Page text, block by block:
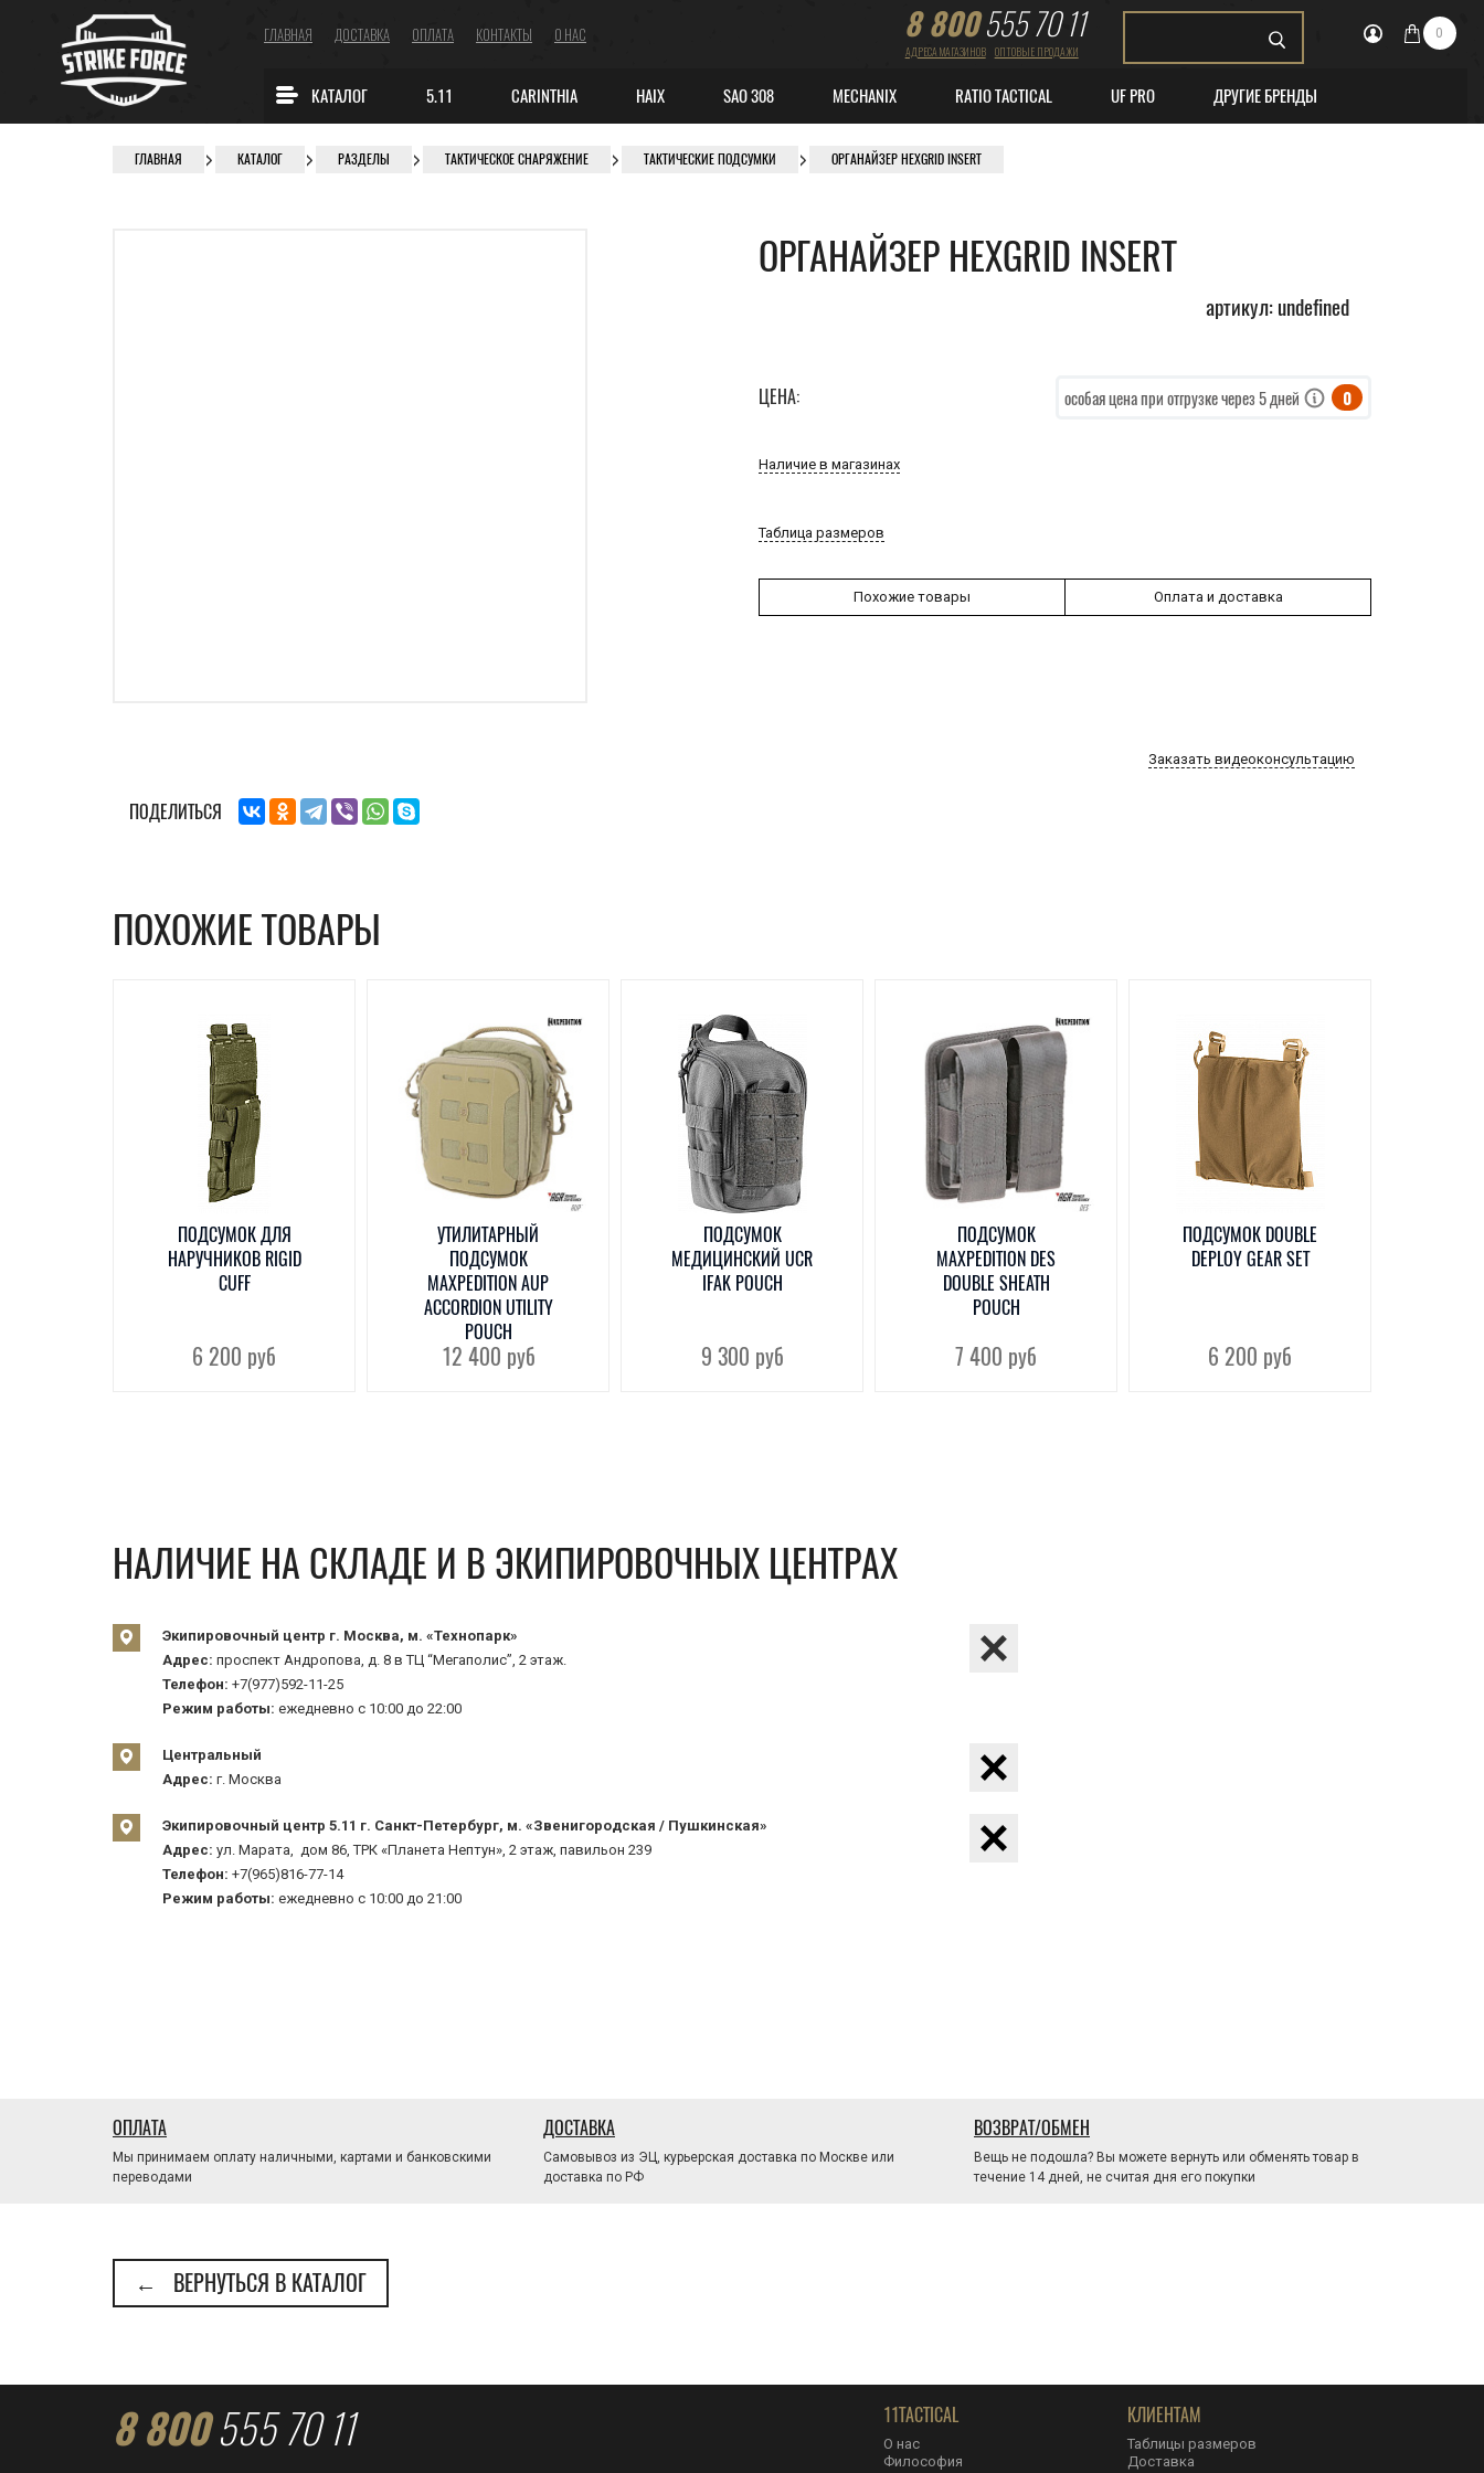
ГЛАВНАЯ ДОСТАВКА ОПЛАТА КОНТАКТЫ О НАС 8 800555 70 11
АДРЕСА МАГАЗИНОВ ОПТОВЫЕ ПРОДАЖИ
0
КАТАЛОГ 5.11 CARINTHIA HAIX SAO 308 MECHANIX RATIO TACTICAL UF PRO ДРУГИЕ БРЕНДЫ
ГЛАВНАЯ КАТАЛОГ РАЗДЕЛЫ ТАКТИЧЕСКОЕ СНАРЯЖЕНИЕ ТАКТИЧЕСКИЕ ПОДСУМКИ ОРГАНАЙЗЕР HEXGRID INSERT
ОРГАНАЙЗЕР HEXGRID INSERT
артикул: undefined
ЦЕНА: особая цена при отгрузке через 5 дней 0
Наличие в магазинах
Таблица размеров
Похожие товары Оплата и доставка
Заказать видеоконсультацию
ПОДЕЛИТЬСЯ
ПОХОЖИЕ ТОВАРЫ
ПОДСУМОК ДЛЯ
НАРУЧНИКОВ RIGID
CUFF
6 200 руб
УТИЛИТАРНЫЙ
ПОДСУМОК
MAXPEDITION AUP
ACCORDION UTILITY
POUCH
12 400 руб
ПОДСУМОК
МЕДИЦИНСКИЙ UCR
IFAK POUCH
9 300 руб
ПОДСУМОК
MAXPEDITION DES
DOUBLE SHEATH
POUCH
7 400 руб
ПОДСУМОК DOUBLE
DEPLOY GEAR SET
6 200 руб
НАЛИЧИЕ НА СКЛАДЕ И В ЭКИПИРОВОЧНЫХ ЦЕНТРАХ
Экипировочный центр г. Москва, м. «Технопарк»
Адрес: проспект Андропова, д. 8 в ТЦ “Мегаполис”, 2 этаж.
Телефон: +7(977)592-11-25
Режим работы: ежедневно с 10:00 до 22:00
Центральный
Адрес: г. Москва
Экипировочный центр 5.11 г. Санкт-Петербург, м. «Звенигородская / Пушкинская»
Адрес: ул. Марата, дом 86, ТРК «Планета Нептун», 2 этаж, павильон 239
Телефон: +7(965)816-77-14
Режим работы: ежедневно с 10:00 до 21:00
ОПЛАТА
Мы принимаем оплату наличными, картами и банковскими
переводами
ДОСТАВКА
Самовывоз из ЭЦ, курьерская доставка по Москве или
доставка по РФ
ВОЗВРАТ/ОБМЕН
Вещь не подошла? Вы можете вернуть или обменять товар в
течение 14 дней, не считая дня его покупки
← ВЕРНУТЬСЯ В КАТАЛОГ
8 800555 70 11 11TACTICAL
О нас
Философия
КЛИЕНТАМ
Таблицы размеров
Доставка